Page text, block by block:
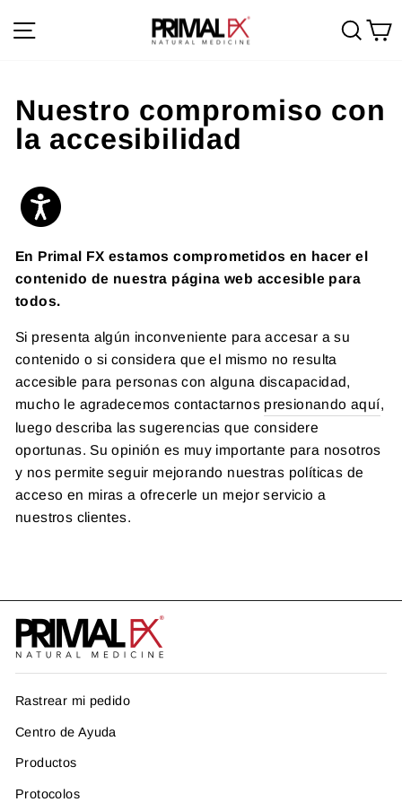
directamente
Nuestro compromiso con
la accesibilidad
En Primal FX estamos comprometidos en hacer el
contenido de nuestra página web accesible para
todos.
Si presenta algún inconveniente para accesar a su
contenido o si considera que el mismo no resulta
accesible para personas con alguna discapacidad,
mucho le agradecemos contactarnos presionando aquí,
luego describa las sugerencias que considere
oportunas. Su opinión es muy importante para nosotros
y nos permite seguir mejorando nuestras políticas de
acceso en miras a ofrecerle un mejor servicio a
nuestros clientes.
Rastrear mi pedido
Centro de Ayuda
Productos
Protocolos